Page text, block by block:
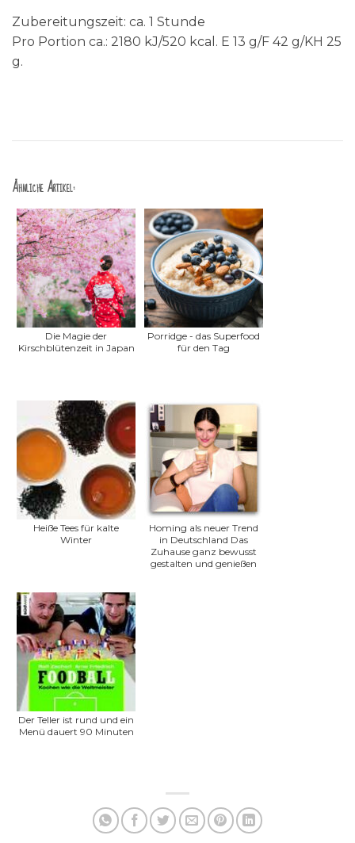
Zubereitungszeit: ca. 1 Stunde
Pro Portion ca.: 2180 kJ/520 kcal. E 13 g/F 42 g/KH 25
g.
Ähnliche Artikel:
Die Magie der
Kirschblütenzeit in Japan
Porridge - das Superfood
für den Tag
Heiße Tees für kalte
Winter
Homing als neuer Trend
in Deutschland Das
Zuhause ganz bewusst
gestalten und genießen
Der Teller ist rund und ein
Menü dauert 90 Minuten